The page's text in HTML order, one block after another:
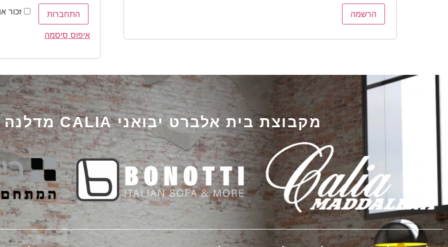
זכור התחברות
איפוס סיסמה
הרשמה
מקבוצת בית אלברט יבואני CALIA מדלנה